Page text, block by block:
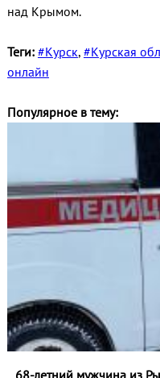
над Крымом.
Теги: #Курск, #Курская
онлайн
Популярное в тему:
68-летний мужчина из